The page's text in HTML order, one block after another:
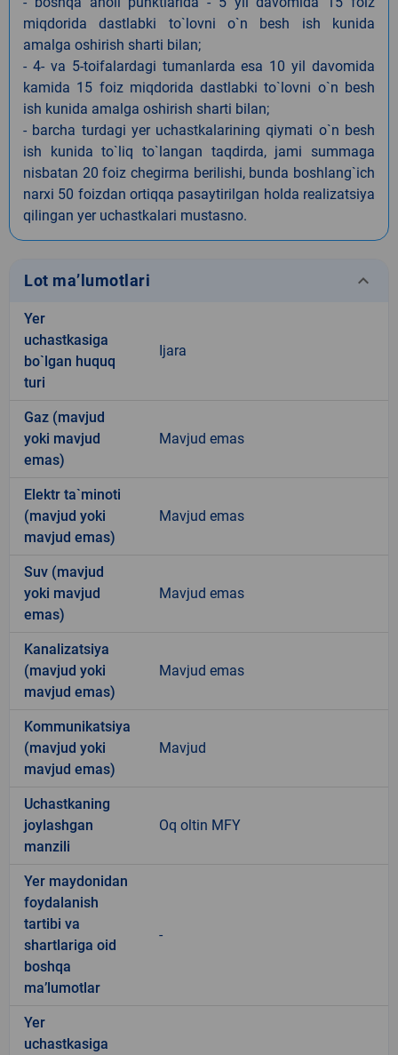
miqdorida dastlabki to`lovni o`n besh ish kunida
amalga oshirish sharti bilan;
- 4- va 5-toifalardagi tumanlarda esa 10 yil davomida
kamida 15 foiz miqdorida dastlabki to`lovni o`n besh
ish kunida amalga oshirish sharti bilan;
- barcha turdagi yer uchastkalarining qiymati o`n besh
ish kunida to`liq to`langan taqdirda, jami summaga
nisbatan 20 foiz chegirma berilishi, bunda boshlang`ich
narxi 50 foizdan ortiqqa pasaytirilgan holda realizatsiya
qilingan yer uchastkalari mustasno.
Lot ma’lumotlari keyboard_arrow_down
Yer
uchastkasiga
bo`lgan huquq
turi
Ijara
Gaz (mavjud
yoki mavjud
emas)
Mavjud emas
Elektr ta`minoti
(mavjud yoki
mavjud emas)
Mavjud emas
Suv (mavjud
yoki mavjud
emas)
Mavjud emas
Kanalizatsiya
(mavjud yoki
mavjud emas)
Mavjud emas
Kommunikatsiya
(mavjud yoki
mavjud emas)
Mavjud
Uchastkaning
joylashgan
manzili
Oq oltin MFY
Yer maydonidan
foydalanish
tartibi va
shartlariga oid
boshqa
ma’lumotlar
-
Yer
uchastkasiga